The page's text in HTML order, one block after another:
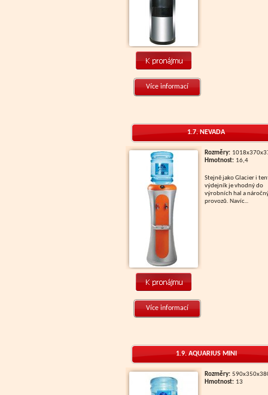
Více informací
1.7. NEVADA
Rozměry:
Hmotnost: 16,4
Stejně jako Glacier i tento
výdejník je vhodný do
výrobních hal a
provozů. Navíc...
Více informací
1.9. AQUARIUS MINI
Rozměry:
Hmotnost: 13